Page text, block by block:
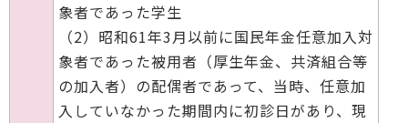
象者であった学生
（2）昭和61年3月以前に国民年金任意加入対
象者であった被用者（厚生年金、共済組合等
の加入者）の配偶者であって、当時、任意加
入していなかった期間内に初診日があり、現